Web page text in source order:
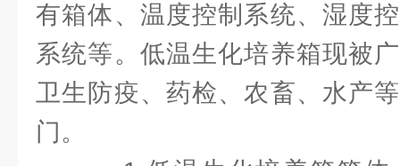
有箱体、温度控制系统、湿度
系统等。低温生化培养箱现被
卫生防疫、药检、农畜、水产
门。